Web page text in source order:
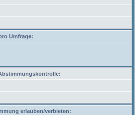
Umfrage:
erlauben/verbieten: